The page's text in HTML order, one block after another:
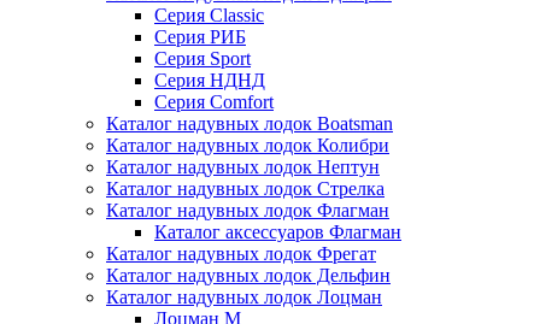
Серия Classic
Серия РИБ
Серия Sport
Серия НДНД
Серия Comfort
Каталог надувных лодок Boatsman
Каталог надувных лодок Колибри
Каталог надувных лодок Нептун
Каталог надувных лодок Стрелка
Каталог надувных лодок Флагман
Каталог аксессуаров Флагман
Каталог надувных лодок Фрегат
Каталог надувных лодок Дельфин
Каталог надувных лодок Лоцман
Лоцман М